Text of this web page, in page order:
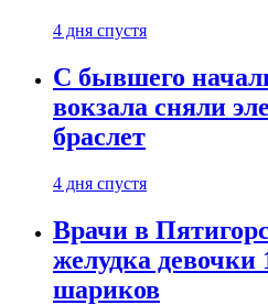
4 дня спустя
С бывшего
вокзала сняли
браслет
4 дня спустя
Врачи в
желудка
шариков